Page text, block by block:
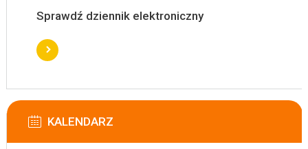
Sprawdź dziennik elektroniczny
KALENDARZ